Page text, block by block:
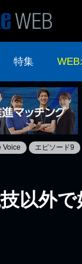
特集
Voice エピソード9
以外